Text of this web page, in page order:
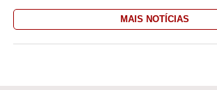
MAIS NOTÍCIAS